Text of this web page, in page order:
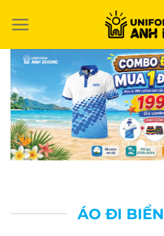
đến
dung
ÁO ĐI BIỂN